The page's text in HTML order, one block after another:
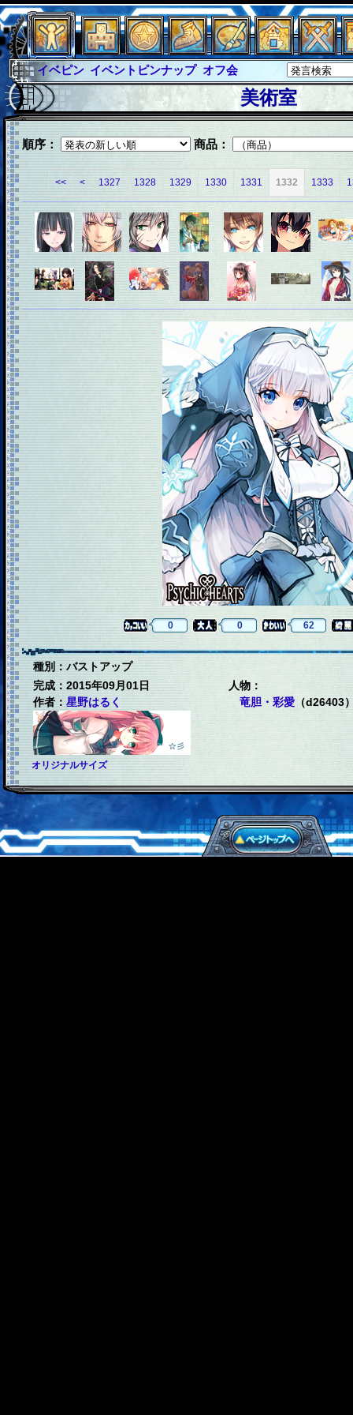
イベピン イベントピンナップ オフ会
グラシャ
グラシャ・ラボラス
グローバルジャスティス サイキックハーツ
サイキックハーツ大戦 シュラウド
ソロモン
ファイナル
アブソーバー
美術室
順序： 商品：
<< < 1327 1328 1329 1330 1331 1332 1333
0 0 62
種別：バストアップ
完成：2015年09月01日
作者： 星野はるく
オリジナルサイズ
人物：
竜胆・彩愛 （d26403